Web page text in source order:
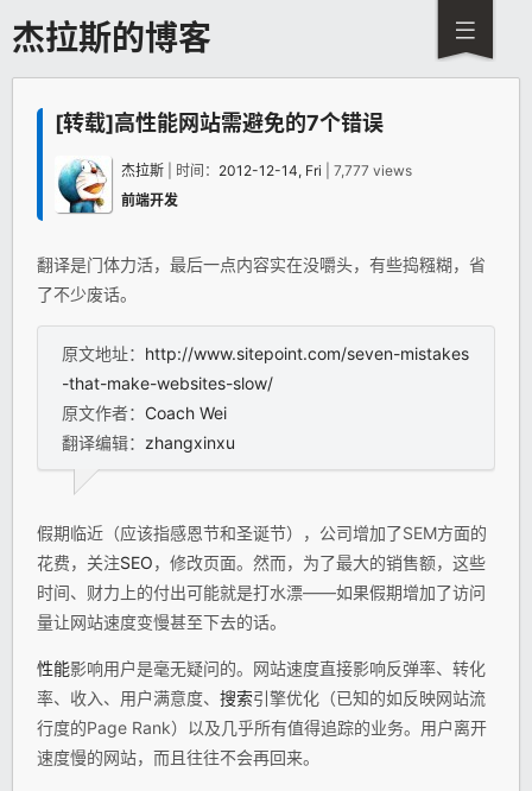
杰拉斯的博客
[转载]高性能网站需避免的7个错误
杰拉斯 | 时间： 2012-12-14, Fri | 7,777 views
前端开发
翻译是门体力活，最后一点内容实在没嚼头，有些捣糨糊，省
了不少废话。
原文地址： http://www.sitepoint.com/seven-mistakes
-that-make-websites-slow/
原文作者： Coach Wei
翻译编辑： zhangxinxu
假期临近（应该指感恩节和圣诞节），公司增加了SEM方面的
花费，关注SEO，修改页面。然而，为了最大的销售额，这些
时间、财力上的付出可能就是打水漂——如果假期增加了访问
量让网站速度变慢甚至下去的话。
性能影响用户是毫无疑问的。网站速度直接影响反弹率、转化
率、收入、用户满意度、 搜索引擎优化（已知的如反映网站流
行度的Page Rank）以及几乎所有值得追踪的业务。用户离开
速度慢的网站，而且往往不会再回来。